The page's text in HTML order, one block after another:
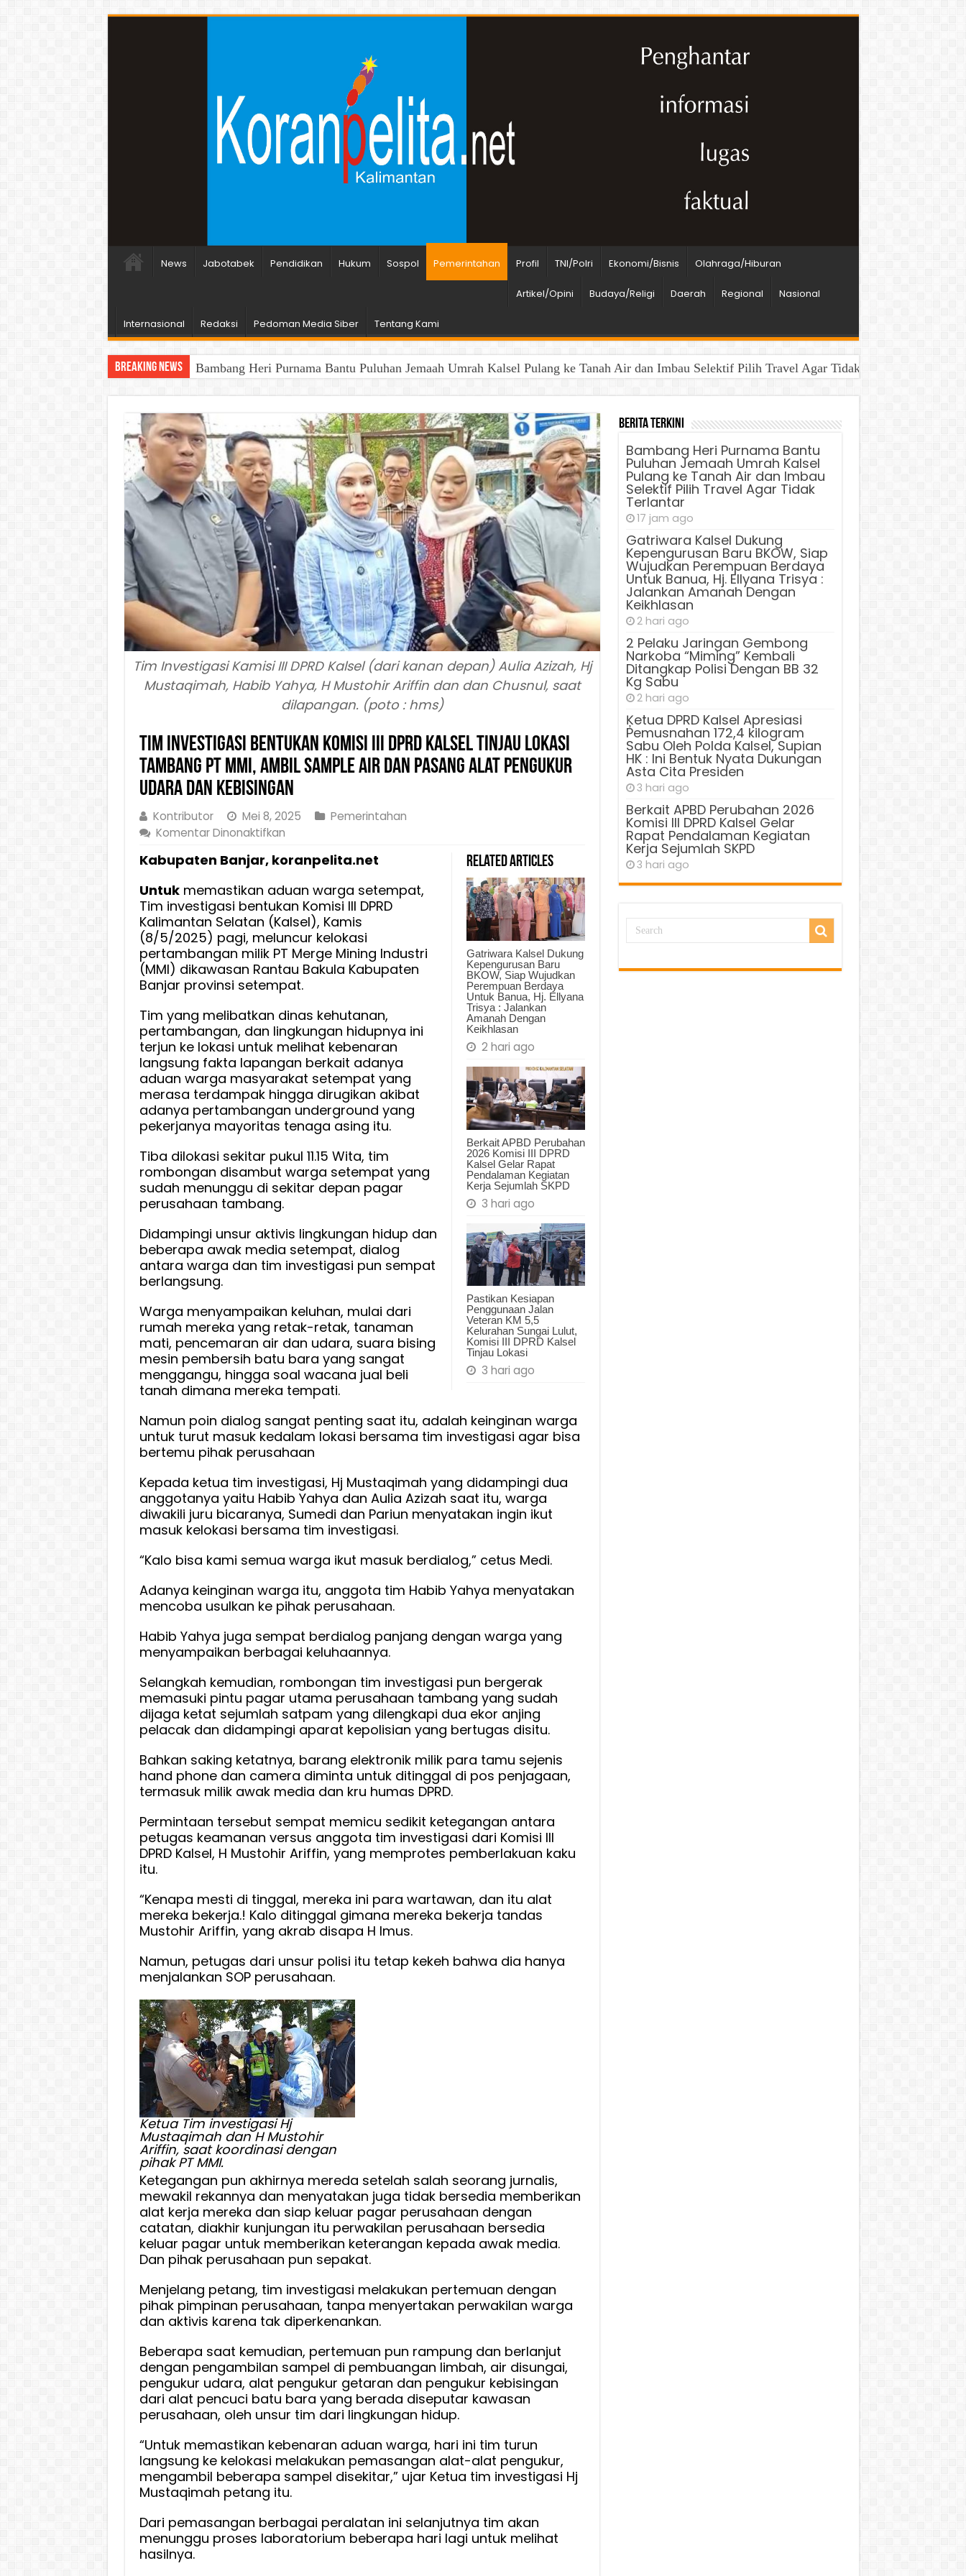
News Jabotabek Pendidikan Hukum Sospol Pemerintahan Profil TNI/Polri Ekonomi/Bisnis Olahraga/Hiburan
Artikel/Opini Budaya/Religi Daerah Regional Nasional
Internasional Redaksi Pedoman Media Siber Tentang Kami
Breaking News Bambang Heri Purnama Bantu Puluhan Jemaah Umrah Kalsel Pulang ke Tanah Air dan Imbau Selektif Pilih Travel Agar Tidak Terlantar
Tim Investigasi Kamisi III DPRD Kalsel (dari kanan depan) Aulia Azizah, Hj
Mustaqimah, Habib Yahya, H Mustohir Ariffin dan dan Chusnul, saat
dilapangan. (poto : hms)
Tim Investigasi Bentukan Komisi III DPRD Kalsel Tinjau Lokasi
Tambang PT MMI, Ambil Sample Air dan Pasang Alat Pengukur
Udara dan Kebisingan
Kontributor Mei 8, 2025
Pemerintahan
Komentar Dinonaktifkanpada
Investigasi
Komisi
III
DPRD
Kalsel
Tinjau
Lokasi
PT
MMI,
Ambil
Sample
Air
dan
Pasang
Alat
Udara
dan
Kebisingan
Related Articles
Gatriwara Kalsel Dukung
Kepengurusan Baru
BKOW, Siap Wujudkan
Perempuan Berdaya
Untuk Banua, Hj. Ellyana
Trisya : Jalankan
Amanah Dengan
Keikhlasan
2 hari ago
Berkait APBD Perubahan
2026 Komisi III DPRD
Kalsel Gelar Rapat
Pendalaman Kegiatan
Kerja Sejumlah SKPD
3 hari ago
Pastikan Kesiapan
Penggunaan Jalan
Veteran KM 5,5
Kelurahan Sungai Lulut,
Komisi III DPRD Kalsel
Tinjau Lokasi
3 hari ago
Kabupaten Banjar, koranpelita.net
Untukmemastikan aduan warga setempat,
Tim investigasi bentukan Komisi III DPRD
Kalimantan Selatan (Kalsel), Kamis
(8/5/2025) pagi, meluncur kelokasi
pertambangan milik PT Merge Mining Industri
(MMI) dikawasan Rantau Bakula Kabupaten
Banjar provinsi setempat.
Tim yang melibatkan dinas kehutanan,
pertambangan, dan lingkungan hidupnya ini
terjun ke lokasi untuk melihat kebenaran
langsung fakta lapangan berkait adanya
aduan warga masyarakat setempat yang
merasa terdampak hingga dirugikan akibat
adanya pertambangan underground yang
pekerjanya mayoritas tenaga asing itu.
Tiba dilokasi sekitar pukul 11.15 Wita, tim
rombongan disambut warga setempat yang
sudah menunggu di sekitar depan pagar
perusahaan tambang.
Didampingi unsur aktivis lingkungan hidup dan
beberapa awak media setempat, dialog
antara warga dan tim investigasi pun sempat
berlangsung.
Warga menyampaikan keluhan, mulai dari
rumah mereka yang retak-retak, tanaman
mati, pencemaran air dan udara, suara bising
mesin pembersih batu bara yang sangat
menggangu, hingga soal wacana jual beli
tanah dimana mereka tempati.
Namun poin dialog sangat penting saat itu, adalah keinginan warga
untuk turut masuk kedalam lokasi bersama tim investigasi agar bisa
bertemu pihak perusahaan
Kepada ketua tim investigasi, Hj Mustaqimah yang didampingi dua
anggotanya yaitu Habib Yahya dan Aulia Azizah saat itu, warga
diwakili juru bicaranya, Sumedi dan Pariun menyatakan ingin ikut
masuk kelokasi bersama tim investigasi.
“Kalo bisa kami semua warga ikut masuk berdialog,” cetus Medi.
Adanya keinginan warga itu, anggota tim Habib Yahya menyatakan
mencoba usulkan ke pihak perusahaan.
Habib Yahya juga sempat berdialog panjang dengan warga yang
menyampaikan berbagai keluhaannya.
Selangkah kemudian, rombongan tim investigasi pun bergerak
memasuki pintu pagar utama perusahaan tambang yang sudah
dijaga ketat sejumlah satpam yang dilengkapi dua ekor anjing
pelacak dan didampingi aparat kepolisian yang bertugas disitu.
Bahkan saking ketatnya, barang elektronik milik para tamu sejenis
hand phone dan camera diminta untuk ditinggal di pos penjagaan,
termasuk milik awak media dan kru humas DPRD.
Permintaan tersebut sempat memicu sedikit ketegangan antara
petugas keamanan versus anggota tim investigasi dari Komisi III
DPRD Kalsel, H Mustohir Ariffin, yang memprotes pemberlakuan kaku
itu.
“Kenapa mesti di tinggal, mereka ini para wartawan, dan itu alat
mereka bekerja.! Kalo ditinggal gimana mereka bekerja tandas
Mustohir Ariffin, yang akrab disapa H Imus.
Namun, petugas dari unsur polisi itu tetap kekeh bahwa dia hanya
menjalankan SOP perusahaan.
Ketua Tim investigasi Hj
Mustaqimah dan H Mustohir
Ariffin, saat koordinasi dengan
pihak PT MMI.
Ketegangan pun akhirnya mereda setelah salah seorang jurnalis,
mewakil rekannya dan menyatakan juga tidak bersedia memberikan
alat kerja mereka dan siap keluar pagar perusahaan dengan
catatan, diakhir kunjungan itu perwakilan perusahaan bersedia
keluar pagar untuk memberikan keterangan kepada awak media.
Dan pihak perusahaan pun sepakat.
Menjelang petang, tim investigasi melakukan pertemuan dengan
pihak pimpinan perusahaan, tanpa menyertakan perwakilan warga
dan aktivis karena tak diperkenankan.
Beberapa saat kemudian, pertemuan pun rampung dan berlanjut
dengan pengambilan sampel di pembuangan limbah, air disungai,
pengukur udara, alat pengukur getaran dan pengukur kebisingan
dari alat pencuci batu bara yang berada diseputar kawasan
perusahaan, oleh unsur tim dari lingkungan hidup.
“Untuk memastikan kebenaran aduan warga, hari ini tim turun
langsung ke kelokasi melakukan pemasangan alat-alat pengukur,
mengambil beberapa sampel disekitar,” ujar Ketua tim investigasi Hj
Mustaqimah petang itu.
Dari pemasangan berbagai peralatan ini selanjutnya tim akan
menunggu proses laboratorium beberapa hari lagi untuk melihat
hasilnya.
Berita Terkini
Bambang Heri Purnama Bantu
Puluhan Jemaah Umrah Kalsel
Pulang ke Tanah Air dan Imbau
Selektif Pilih Travel Agar Tidak
Terlantar
17 jam ago
Gatriwara Kalsel Dukung
Kepengurusan Baru BKOW, Siap
Wujudkan Perempuan Berdaya
Untuk Banua, Hj. Ellyana Trisya :
Jalankan Amanah Dengan
Keikhlasan
2 hari ago
2 Pelaku Jaringan Gembong
Narkoba “Miming” Kembali
Ditangkap Polisi Dengan BB 32
Kg Sabu
2 hari ago
Ķetua DPRD Kalsel Apresiasi
Pemusnahan 172,4 kilogram
Sabu Oleh Polda Kalsel, Supian
HK : Ini Bentuk Nyata Dukungan
Asta Cita Presiden
3 hari ago
Berkait APBD Perubahan 2026
Komisi III DPRD Kalsel Gelar
Rapat Pendalaman Kegiatan
Kerja Sejumlah SKPD
3 hari ago